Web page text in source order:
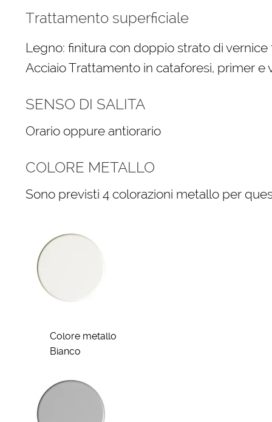
Trattamento superficiale
Legno: finitura con doppio strato di
Acciaio Trattamento in cataforesi, primer
SENSO DI SALITA
Orario oppure antiorario
COLORE METALLO
Sono previsti 4 colorazioni metallo per
Colore metallo
Bianco